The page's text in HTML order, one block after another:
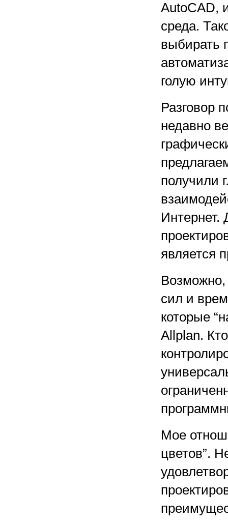
AutoCAD,
среда.
выбирать
голую
Разговор
недавно
получили
является
Возможно,
сил и
которые
Allplan.
Мое
цветов”.